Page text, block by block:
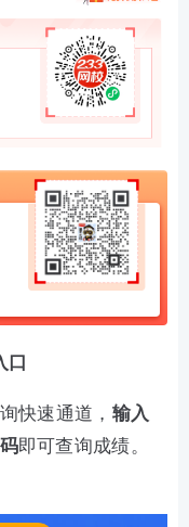
口
快速通道， 输入
即可查询成绩。